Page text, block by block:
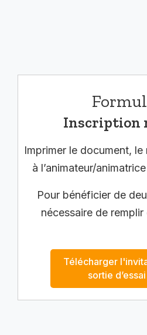
Inscription
Imprimer le document,
à l’animateur/
Pour bénéficier de
nécessaire de
Télécharger
sortie